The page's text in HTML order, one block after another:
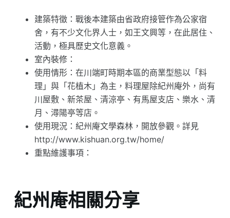
建築特徵：戰後本建築由省政府接管作為公家宿
舍，有不少文化界人士，如王文興等，在此居住、
活動，極具歷史文化意義。
室內裝修：
使用情形：在川端町時期本區的商業型態以「料
理」與「花植木」為主，料理屋除紀州庵外，尚有
川屋敷、新茶屋、清涼亭、有馬屋支店、樂水、清
月、潯陽亭等店。
使用現況：紀州庵文學森林，開放參觀。詳見
http://www.kishuan.org.tw/home/
重點維護事項：
紀州庵相關分享